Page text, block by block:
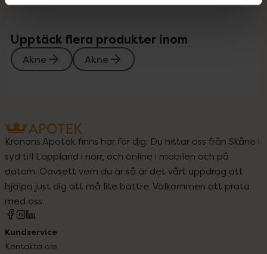
Upptäck flera produkter inom
Akne Akne
Kronans Apotek finns här för dig. Du hittar oss från Skåne i
syd till Lappland i norr, och online i mobilen och på
datorn. Oavsett vem du är så är det vårt uppdrag att
hjälpa just dig att må lite bättre. Välkommen att prata
med oss.
Kundservice
Kontakta oss